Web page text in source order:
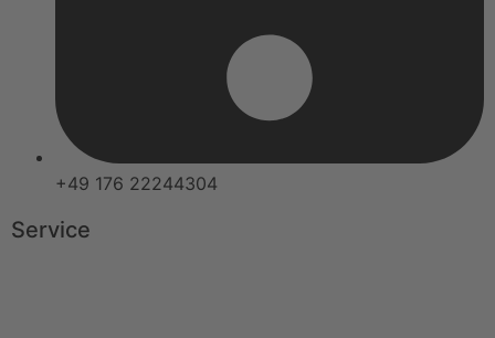
+49 176 22244304
Service